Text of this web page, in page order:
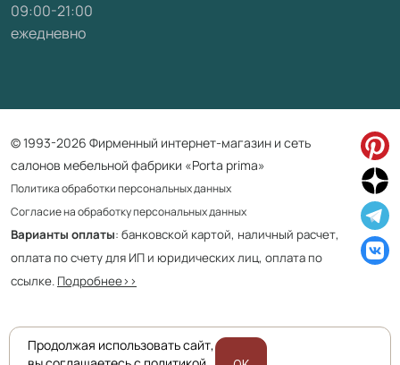
09:00-21:00
ежедневно
© 1993-2026 Фирменный интернет-магазин и сеть
салонов мебельной фабрики «Porta prima»
Политика обработки персональных данных
Согласие на обработку персональных данных
Варианты оплаты: банковской картой, наличный расчет,
оплата по счету для ИП и юридических лиц, оплата по
ссылке. Подробнее>>
Приведенная на сайте информация не является публичной офертой
Продолжая использовать сайт,